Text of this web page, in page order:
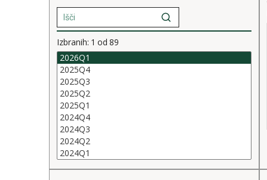
Izbranih: 1 od 89